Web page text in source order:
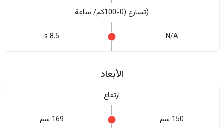
(تسارع (0-100كم/ ساعة
N/A
8.5 s
الأبعاد
ارتفاع
150 سم 169 سم